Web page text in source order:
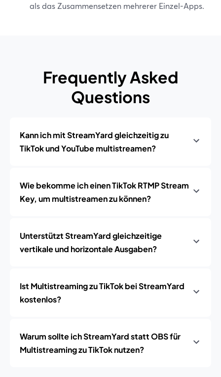
als das Zusammensetzen mehrerer Einzel-Apps.
Frequently Asked
Questions
Kann ich mit StreamYard gleichzeitig zu
TikTok und YouTube multistreamen?
Wie bekomme ich einen TikTok RTMP Stream
Key, um multistreamen zu können?
Unterstützt StreamYard gleichzeitige
vertikale und horizontale Ausgaben?
Ist Multistreaming zu TikTok bei StreamYard
kostenlos?
Warum sollte ich StreamYard statt OBS für
Multistreaming zu TikTok nutzen?